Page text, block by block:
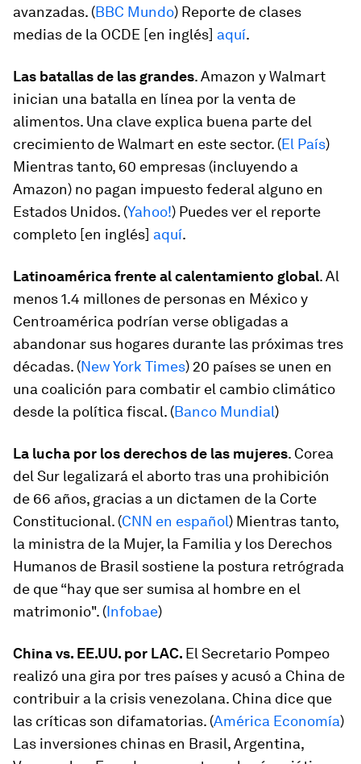
avanzadas. (BBC Mundo) Reporte de clases
medias de la OCDE [en inglés] aquí.
Las batallas de las grandes. Amazon y Walmart
inician una batalla en línea por la venta de
alimentos. Una clave explica buena parte del
crecimiento de Walmart en este sector. (El País)
Mientras tanto, 60 empresas (incluyendo a
Amazon) no pagan impuesto federal alguno en
Estados Unidos. (Yahoo!) Puedes ver el reporte
completo [en inglés] aquí.
Latinoamérica frente al calentamiento global. Al
menos 1.4 millones de personas en México y
Centroamérica podrían verse obligadas a
abandonar sus hogares durante las próximas tres
décadas. (New York Times) 20 países se unen en
una coalición para combatir el cambio climático
desde la política fiscal. (Banco Mundial)
La lucha por los derechos de las mujeres. Corea
del Sur legalizará el aborto tras una prohibición
de 66 años, gracias a un dictamen de la Corte
Constitucional. (CNN en español) Mientras tanto,
la ministra de la Mujer, la Familia y los Derechos
Humanos de Brasil sostiene la postura retrógrada
de que “hay que ser sumisa al hombre en el
matrimonio". (Infobae)
China vs. EE.UU. por LAC. El Secretario Pompeo
realizó una gira por tres países y acusó a China de
contribuir a la crisis venezolana. China dice que
las críticas son difamatorias. (América Economía)
Las inversiones chinas en Brasil, Argentina,